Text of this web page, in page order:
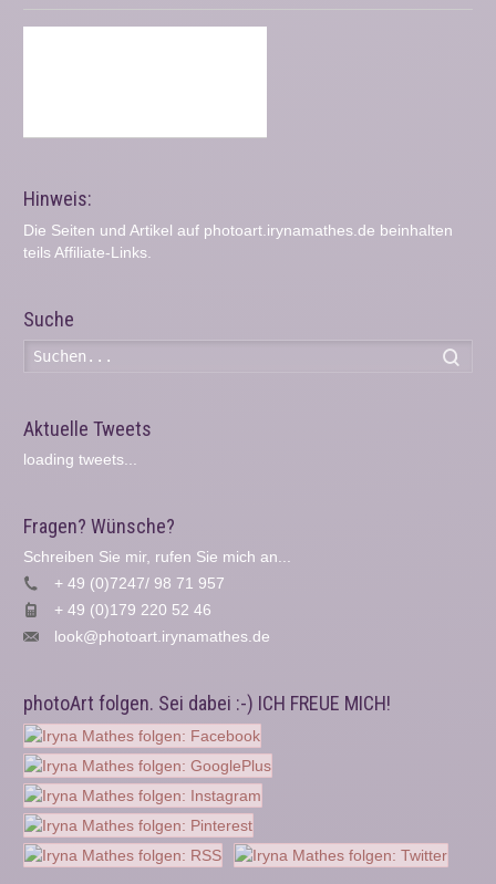
Hinweis:
Die Seiten und Artikel auf photoart.irynamathes.de beinhalten
teils Affiliate-Links.
Suche
Aktuelle Tweets
loading tweets...
Fragen? Wünsche?
Schreiben Sie mir, rufen Sie mich an...
+ 49 (0)7247/ 98 71 957
+ 49 (0)179 220 52 46
look@photoart.irynamathes.de
photoArt folgen. Sei dabei :-) ICH FREUE MICH!